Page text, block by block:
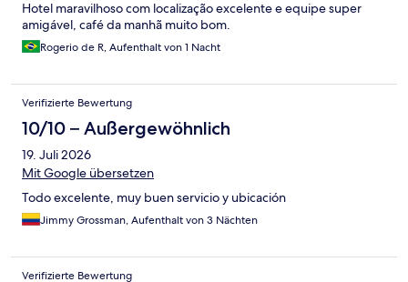
Hotel maravilhoso com localização excelente e equipe super
amigável, café da manhã muito bom.
Rogerio de R, Aufenthalt von 1 Nacht
Verifizierte Bewertung
10/10 – Außergewöhnlich
19. Juli 2026
Mit Google übersetzen
Todo excelente, muy buen servicio y ubicación
Jimmy Grossman, Aufenthalt von 3 Nächten
Verifizierte Bewertung